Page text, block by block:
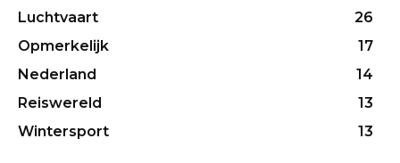
Luchtvaart
26
Opmerkelijk
17
Nederland
14
Reiswereld
13
Wintersport
13